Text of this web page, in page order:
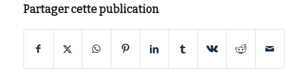
Partager cette publication